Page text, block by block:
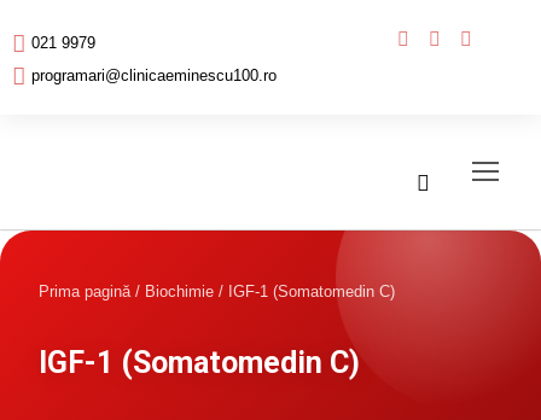
021 9979
programari@clinicaeminescu100.ro
Prima pagină/ Biochimie / IGF-1 (Somatomedin C)
IGF-1 (Somatomedin C)